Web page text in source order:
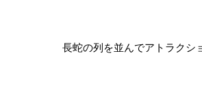
長蛇の列を並んでアトラクシ